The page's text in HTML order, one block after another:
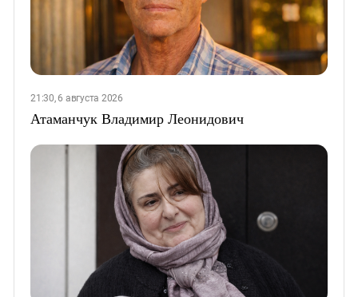
21:30, 6 августа 2026
Атаманчук Владимир Леонидович